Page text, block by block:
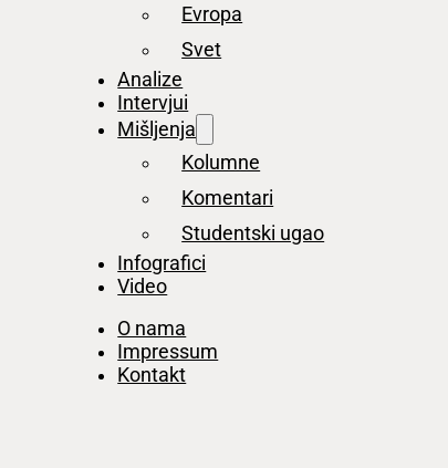
Evropa
Svet
Analize
Intervjui
Mišljenja
Kolumne
Komentari
Studentski ugao
Infografici
Video
O nama
Impressum
Kontakt